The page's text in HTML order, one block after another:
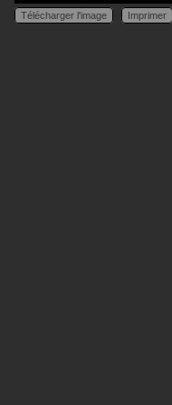
Télécharger l'image Imprimer